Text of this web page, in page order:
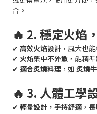
合。
🔥 2. 穩定火焰
✔ 高效火焰設計 ，風大也
✔ 火焰集中不外散 ，能精
✔ 適合炙燒料理 ，如 炙燒
🔥 3. 人體工學
✔ 輕量設計，手持舒適 ，